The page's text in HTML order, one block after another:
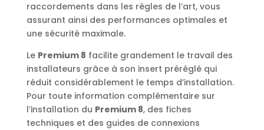
raccordements dans les règles de l’art, vous
assurant ainsi des performances optimales et
une sécurité maximale.
Le Premium 8 facilite grandement le travail des
installateurs grâce à son insert préréglé qui
réduit considérablement le temps d’installation.
Pour toute information complémentaire sur
l’installation du Premium 8, des fiches
techniques et des guides de connexions